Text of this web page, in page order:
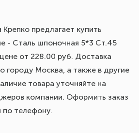
предлагает купить
- Сталь шпоночная 5*3 Ст.45
от 228.00 руб. Доставка
городу Москва, а также в другие
товара уточняйте на
компании. Оформить заказ
телефону.